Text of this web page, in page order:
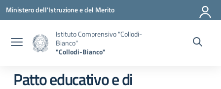
Vai ai contenuti
Vai al menu di navigazione
Vai al footer
Ministero dell'Istruzione e del Merito
Istituto Comprensivo "Collodi-
Bianco"
"Collodi-Bianco"
Patto educativo e di